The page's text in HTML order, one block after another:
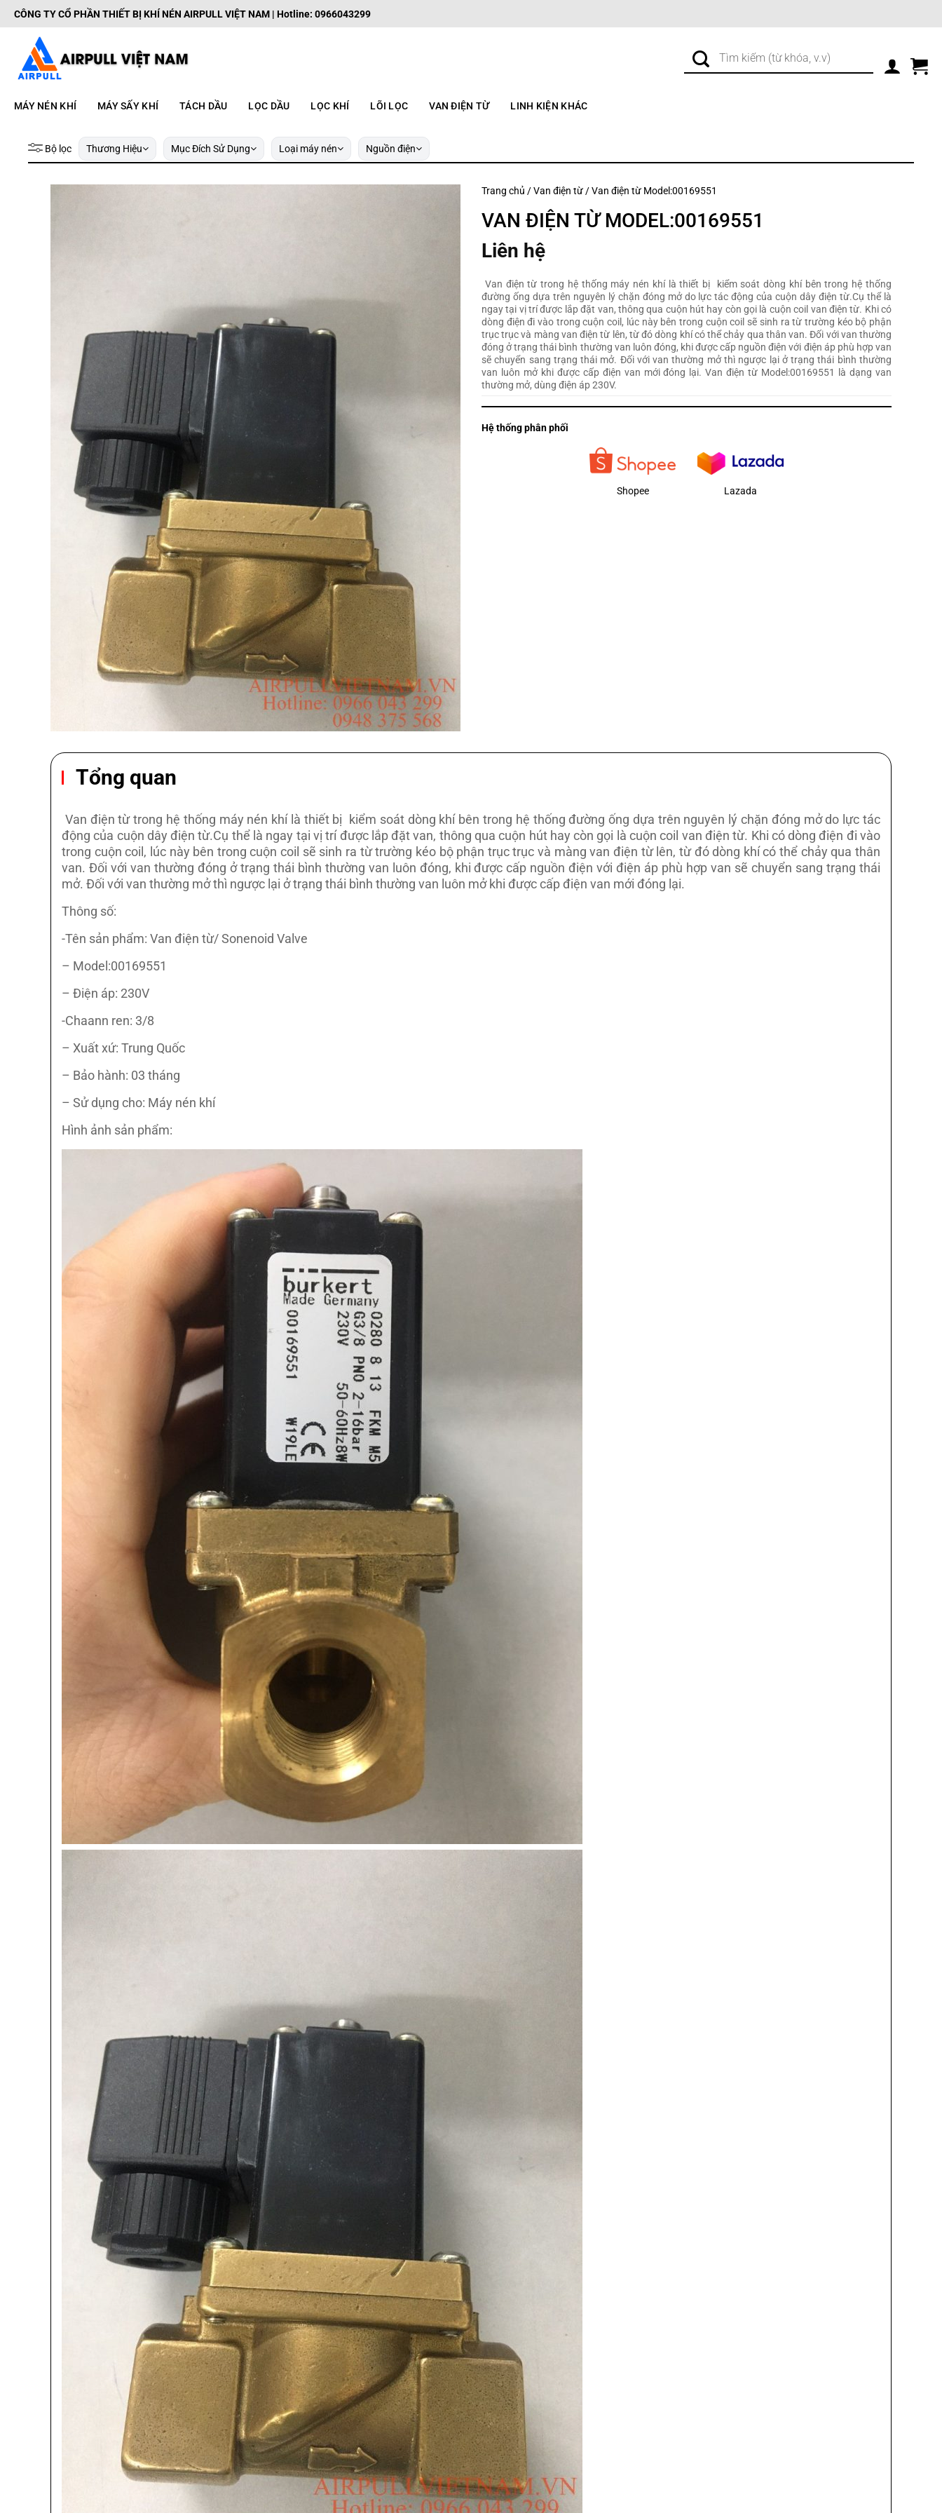
qua
nội
CÔNG TY CỔ PHẦN THIẾT BỊ KHÍ NÉN AIRPULL VIỆT NAM | Hotline: 0966043299
Tìm
kiếm:
MÁY NÉN KHÍ MÁY SẤY KHÍ TÁCH DẦU LỌC DẦU LỌC KHÍ LÕI LỌC VAN ĐIỆN TỪ LINH KIỆN KHÁC
Bộ lọc Thương Hiệu Mục Đích Sử Dụng Loại máy nén Nguồn điện
Trang chủ /Van điện từ /Van điện từ Model:00169551
VAN ĐIỆN TỪ MODEL:00169551
Liên hệ
Van điện từ trong hệ thống máy nén khí là thiết bị kiểm soát dòng khí bên trong hệ thống
đường ống dựa trên nguyên lý chặn đóng mở do lực tác động của cuộn dây điện từ.Cụ thể là
ngay tại vị trí được lắp đặt van, thông qua cuộn hút hay còn gọi là cuộn coil van điện từ. Khi có
dòng điện đi vào trong cuộn coil, lúc này bên trong cuộn coil sẽ sinh ra từ trường kéo bộ phận
trục trục và màng van điện từ lên, từ đó dòng khí có thể chảy qua thân van. Đối với van thường
đóng ở trạng thái bình thường van luôn đóng, khi được cấp nguồn điện với điện áp phù hợp van
sẽ chuyển sang trạng thái mở. Đối với van thường mở thì ngược lại ở trạng thái bình thường
van luôn mở khi được cấp điện van mới đóng lại. Van điện từ Model:00169551 là dạng van
thường mở, dùng điện áp 230V.
Hệ thống phân phối
Shopee Lazada
Tổng quan
Van điện từ trong hệ thống máy nén khí là thiết bị kiểm soát dòng khí bên trong hệ thống đường ống dựa trên nguyên lý chặn đóng mở do lực tác
động của cuộn dây điện từ.Cụ thể là ngay tại vị trí được lắp đặt van, thông qua cuộn hút hay còn gọi là cuộn coil van điện từ. Khi có dòng điện đi vào
trong cuộn coil, lúc này bên trong cuộn coil sẽ sinh ra từ trường kéo bộ phận trục trục và màng van điện từ lên, từ đó dòng khí có thể chảy qua thân
van. Đối với van thường đóng ở trạng thái bình thường van luôn đóng, khi được cấp nguồn điện với điện áp phù hợp van sẽ chuyển sang trạng thái
mở. Đối với van thường mở thì ngược lại ở trạng thái bình thường van luôn mở khi được cấp điện van mới đóng lại.
Thông số:
-Tên sản phẩm: Van điện từ/ Sonenoid Valve
– Model:00169551
– Điện áp: 230V
-Chaann ren: 3/8
– Xuất xứ: Trung Quốc
– Bảo hành: 03 tháng
– Sử dụng cho: Máy nén khí
Hình ảnh sản phẩm: